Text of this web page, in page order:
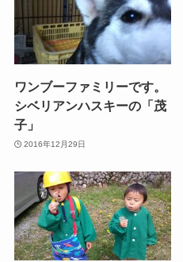
ワンブーファミリーです。
シベリアンハスキーの「茂
子」
2016年12月29日